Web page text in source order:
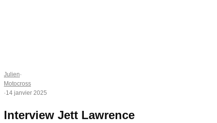
Julien·
Motocross
·14 janvier 2025
Interview Jett Lawrence